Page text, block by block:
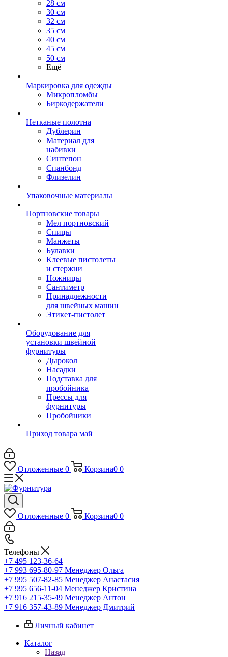
28 см
30 см
32 см
35 см
40 см
45 см
50 см
Ещё
Маркировка для одежды
Микропломбы
Биркодержатели
Нетканые полотна
Дублерин
Материал для
набивки
Синтепон
Спанбонд
Флизелин
Упаковочные материалы
Портновские товары
Мел портновский
Спицы
Манжеты
Булавки
Клеевые пистолеты
и стержни
Ножницы
Сантиметр
Принадлежности
для швейных машин
Этикет-пистолет
Оборудование для
установки швейной
фурнитуры
Дырокол
Насадки
Подставка для
пробойника
Прессы для
фурнитуры
Пробойники
Приход товара май
Отложенные 0 Корзина0 0
Отложенные 0 Корзина0 0
Телефоны
+7 495 123-36-64
+7 993 695-80-97 Менеджер Ольга
+7 995 507-82-85 Менеджер Анастасия
+7 995 656-11-04 Менеджер Кристина
+7 916 215-35-49 Менеджер Антон
+7 916 357-43-89 Менеджер Дмитрий
Личный кабинет
Каталог
Назад